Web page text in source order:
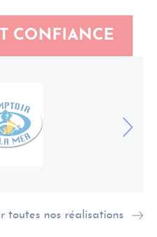
CONFIANCE
toutes nos réalisations